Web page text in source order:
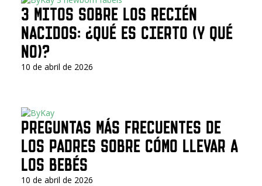
3 MITOS SOBRE LOS RECIÉN
NACIDOS: ¿QUÉ ES CIERTO (Y QUÉ
NO)?
10 de abril de 2026
PREGUNTAS MÁS FRECUENTES DE
LOS PADRES SOBRE CÓMO LLEVAR A
LOS BEBÉS
10 de abril de 2026